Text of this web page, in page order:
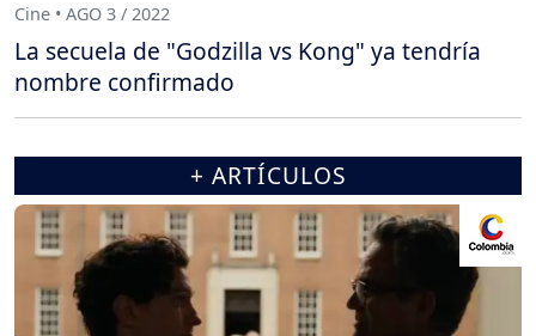
Cine • AGO 3 / 2022
La secuela de "Godzilla vs Kong" ya tendría
nombre confirmado
+ ARTÍCULOS